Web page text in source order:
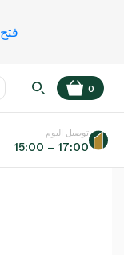
فتح
عر
0
توصيل اليوم
15:00 – 17:00